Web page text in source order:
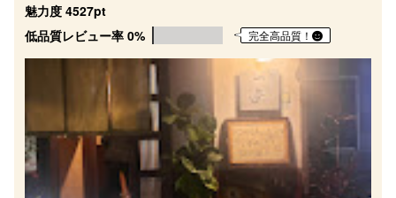
魅力度 4527pt
低品質レビュー率 0%
完全高品質！